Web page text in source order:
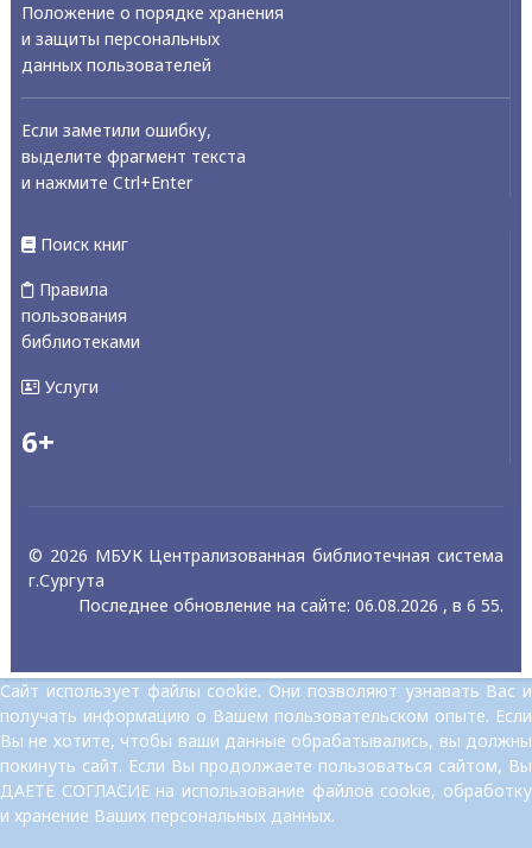
Положение о порядке хранения
и защиты персональных
данных пользователей
Если заметили ошибку,
выделите фрагмент текста
и нажмите Ctrl+Enter
Поиск книг
Правила
пользования
библиотеками
Услуги
6+
© 2026 МБУК Централизованная библиотечная система
г.Сургута
Последнее обновление на сайте: 06.08.2026 , в 6 55.
Сайт использует файлы cookie. Они позволяют узнавать Вас и
получать информацию о Вашем пользовательском опыте. Если
Вы не хотите, чтобы ваши данные обрабатывались, вы должны
покинуть сайт. Если Вы продолжаете пользоваться сайтом, Вы
ДАЕТЕ СОГЛАСИЕ на использование файлов cookie, обработку
и хранение Ваших персональных данных.